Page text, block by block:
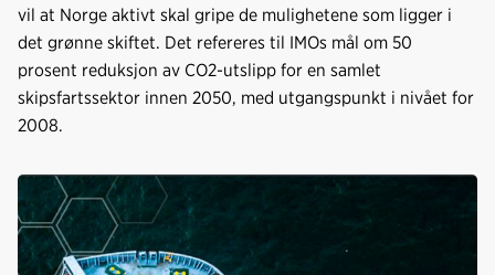
vil at Norge aktivt skal gripe de mulighetene som ligger i
det grønne skiftet. Det refereres til IMOs mål om 50
prosent reduksjon av CO2-utslipp for en samlet
skipsfartssektor innen 2050, med utgangspunkt i nivået for
2008.